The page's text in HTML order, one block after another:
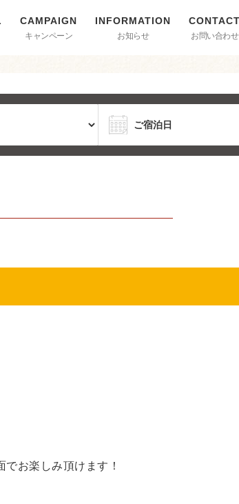
キャンペーン お知らせ お問い合わせ
お楽しみ頂けます！